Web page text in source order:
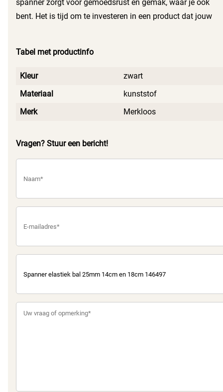
spanner zorgt voor gemoedsrust en gemak, waar je ook
bent. Het is tijd om te investeren in een product dat jouw
gebruiksgemak.
Tabel met productinfo
Kleur
zwart
Materiaal
kunststof
Merk
Merkloos
Vragen? Stuur een bericht!